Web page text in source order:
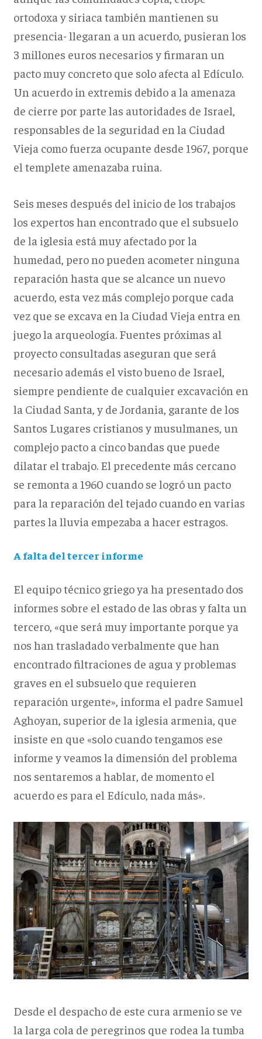
ortodoxa y siriaca también mantienen su
presencia- llegaran a un acuerdo, pusieran los
3 millones euros necesarios y firmaran un
pacto muy concreto que solo afecta al Edículo.
Un acuerdo in extremis debido a la amenaza
de cierre por parte las autoridades de Israel,
responsables de la seguridad en la Ciudad
Vieja como fuerza ocupante desde 1967, porque
el templete amenazaba ruina.
Seis meses después del inicio de los trabajos
los expertos han encontrado que el subsuelo
de la iglesia está muy afectado por la
humedad, pero no pueden acometer ninguna
reparación hasta que se alcance un nuevo
acuerdo, esta vez más complejo porque cada
vez que se excava en la Ciudad Vieja entra en
juego la arqueología. Fuentes próximas al
proyecto consultadas aseguran que será
necesario además el visto bueno de Israel,
siempre pendiente de cualquier excavación en
la Ciudad Santa, y de Jordania, garante de los
Santos Lugares cristianos y musulmanes, un
complejo pacto a cinco bandas que puede
dilatar el trabajo. El precedente más cercano
se remonta a 1960 cuando se logró un pacto
para la reparación del tejado cuando en varias
partes la lluvia empezaba a hacer estragos.
A falta del tercer informe
El equipo técnico griego ya ha presentado dos
informes sobre el estado de las obras y falta un
tercero, «que será muy importante porque ya
nos han trasladado verbalmente que han
encontrado filtraciones de agua y problemas
graves en el subsuelo que requieren
reparación urgente», informa el padre Samuel
Aghoyan, superior de la iglesia armenia, que
insiste en que «solo cuando tengamos ese
informe y veamos la dimensión del problema
nos sentaremos a hablar, de momento el
acuerdo es para el Edículo, nada más».
Desde el despacho de este cura armenio se ve
la larga cola de peregrinos que rodea la tumba